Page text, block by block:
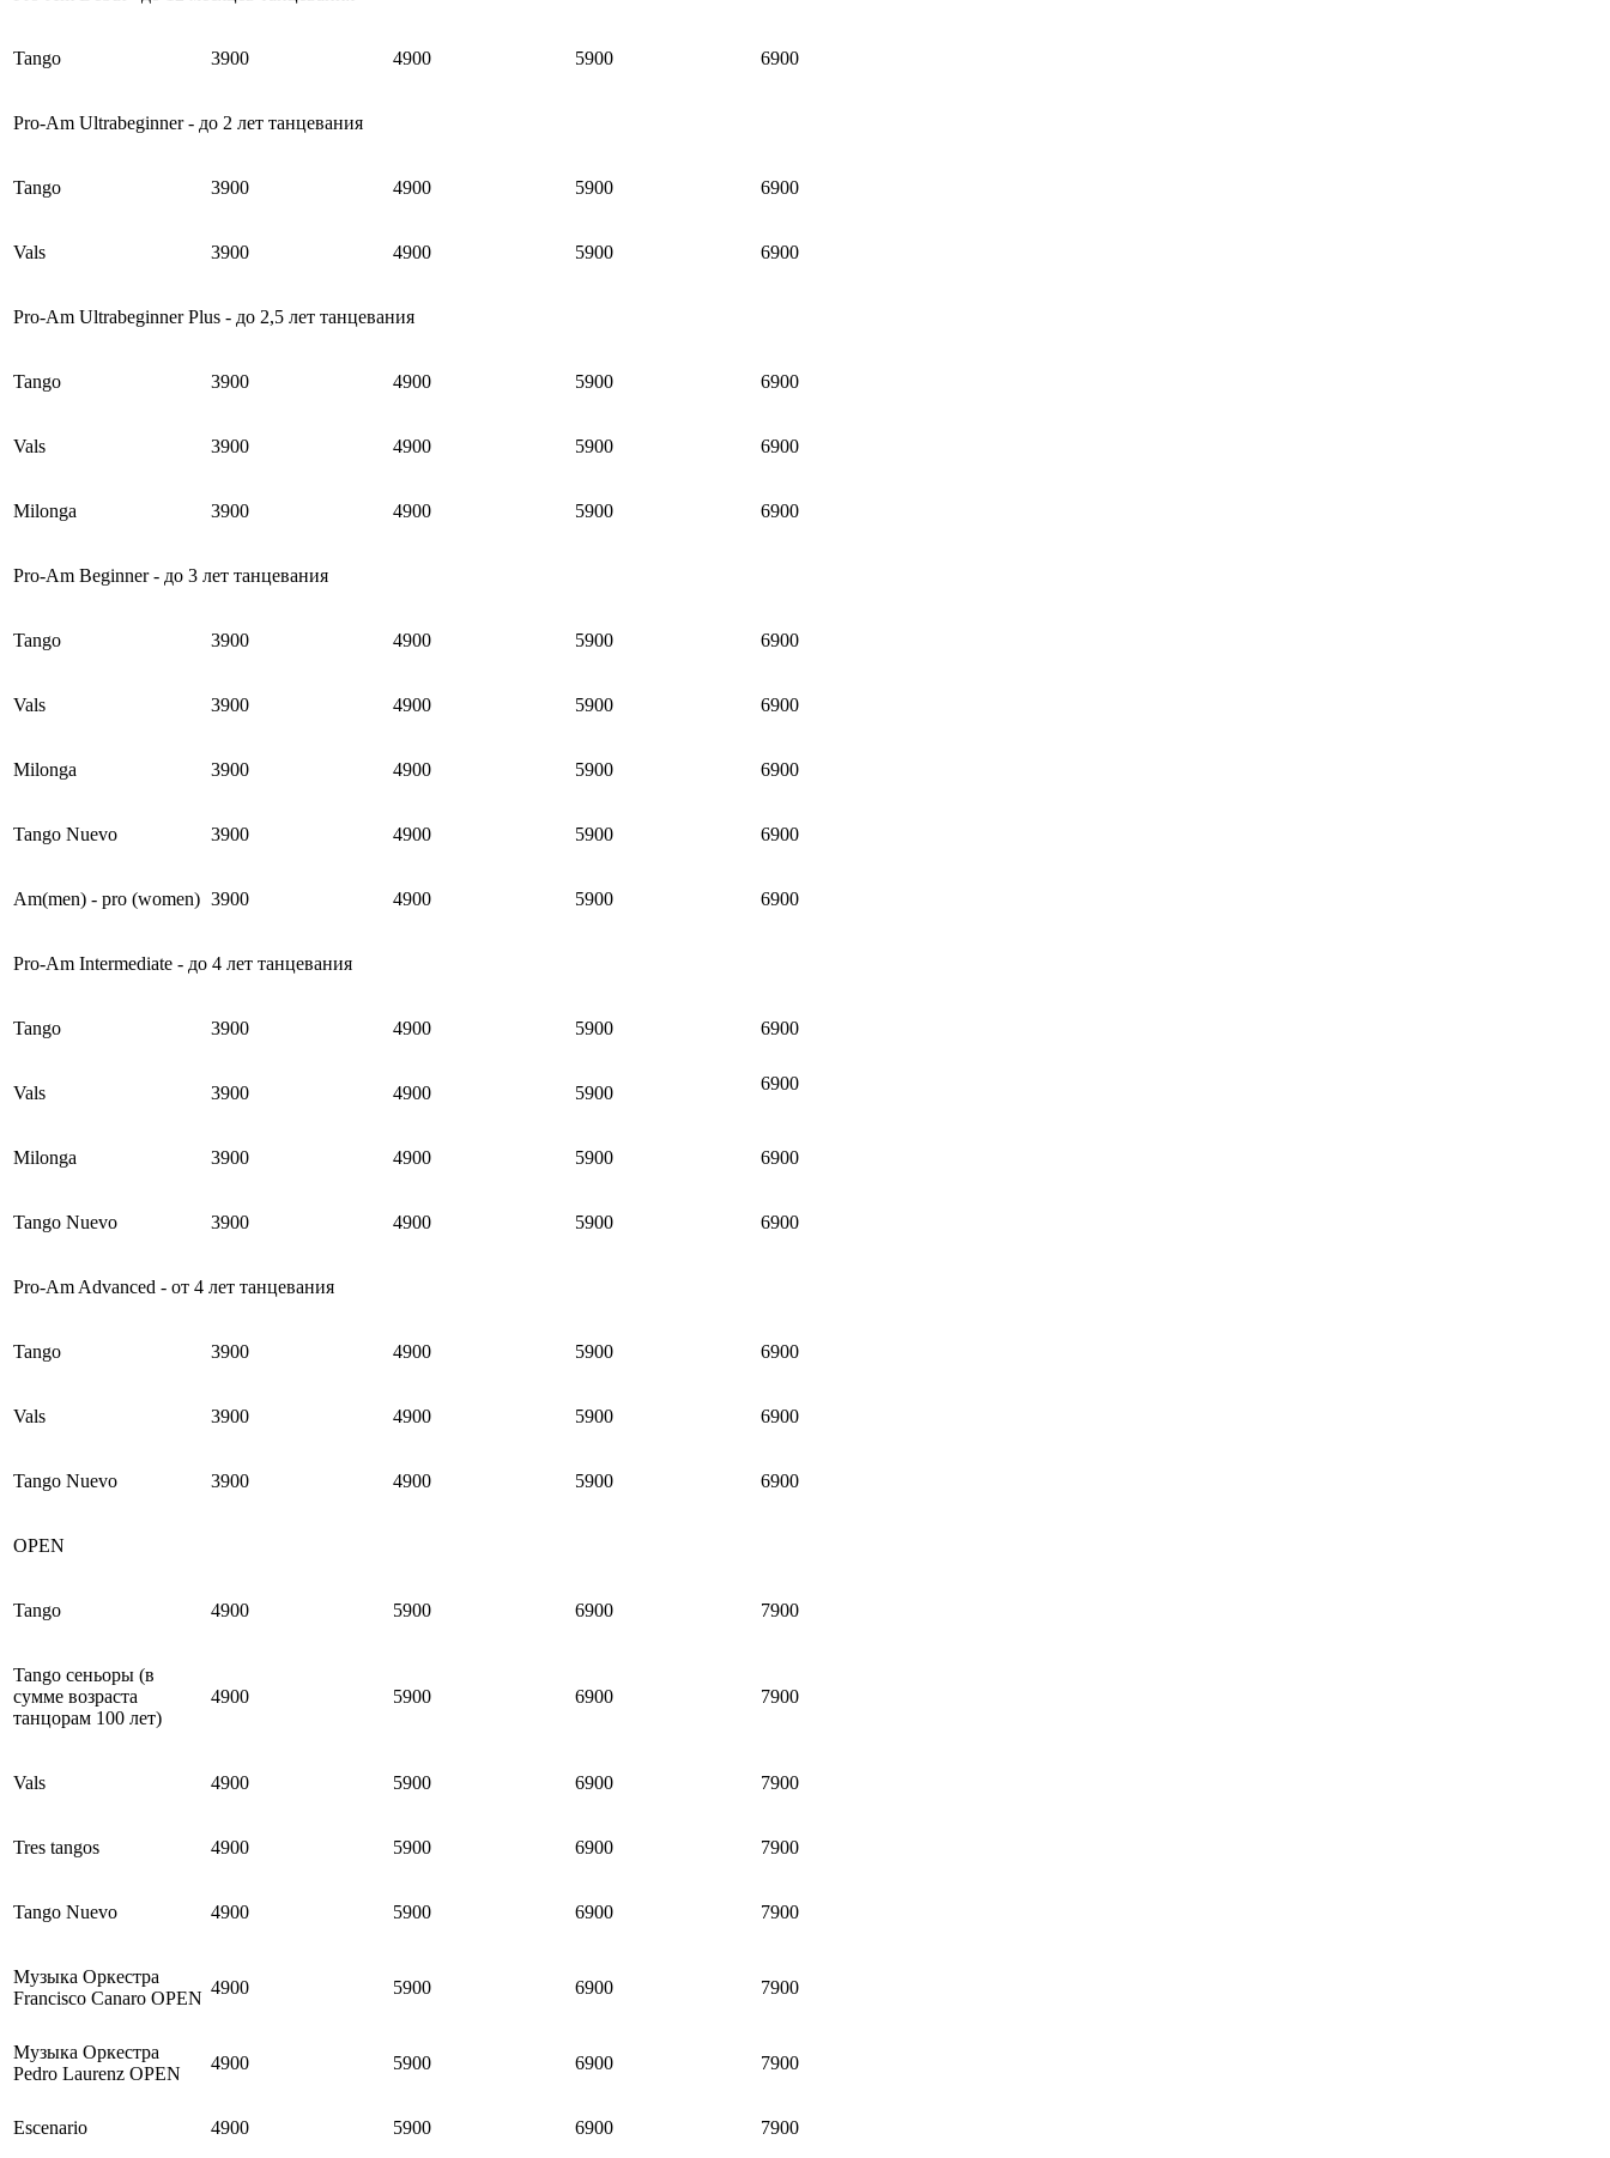
Tango 3900 4900 5900 6900
Pro-Am Ultrabeginner - до 2 лет танцевания
Tango 3900 4900 5900 6900
Vals 3900 4900 5900 6900
Pro-Am Ultrabeginner Plus - до 2,5 лет танцевания
Tango 3900 4900 5900 6900
Vals 3900 4900 5900 6900
Milonga 3900 4900 5900 6900
Pro-Am Beginner - до 3 лет танцевания
Tango 3900 4900 5900 6900
Vals 3900 4900 5900 6900
Milonga 3900 4900 5900 6900
Tango Nuevo 3900 4900 5900 6900
Am(men) - pro (women) 3900 4900 5900 6900
Pro-Am Intermediate - до 4 лет танцевания
Tango 3900 4900 5900 6900
Vals 3900 4900 5900 6900
Milonga 3900 4900 5900 6900
Tango Nuevo 3900 4900 5900 6900
Pro-Am Advanced - от 4 лет танцевания
Tango 3900 4900 5900 6900
Vals 3900 4900 5900 6900
Tango Nuevo 3900 4900 5900 6900
OPEN
Tango 4900 5900 6900 7900
Tango сеньоры (в
сумме возраста
танцорам 100 лет)
4900 5900 6900 7900
Vals 4900 5900 6900 7900
Tres tangos 4900 5900 6900 7900
Tango Nuevo 4900 5900 6900 7900
Музыка Оркестра
Francisco Canaro OPEN
4900 5900 6900 7900
Музыка Оркестра
Pedro Laurenz OPEN
4900 5900 6900 7900
Escenario 4900 5900 6900 7900